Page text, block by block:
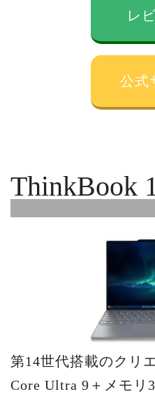
レ
公式
ThinkBook
第14世代搭載のクリ
Core Ultra 9＋メモリ